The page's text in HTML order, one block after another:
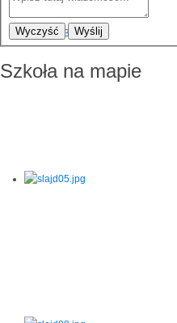
Wyczyść Wyślij
Szkoła na mapie